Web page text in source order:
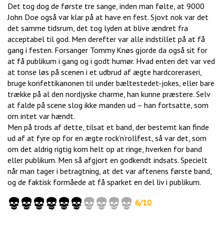
Det tog dog de første tre sange, inden man følte, at 9000
John Doe også var klar på at have en fest. Sjovt nok var det
det samme tidsrum, det tog lyden at blive ændret fra
acceptabel til god. Men derefter var alle indstillet på at få
gang i festen. Forsanger Tommy Knøs gjorde da også sit for
at få publikum i gang og i godt humør. Hvad enten det var ved
at tonse løs på scenen i et udbrud af ægte hardcoreraseri,
bruge konfettikanonen til under bæltestedet-jokes, eller bare
trække på al den nordjyske charme, han kunne præstere. Selv
at falde på scene slog ikke manden ud – han fortsatte, som
om intet var hændt.
Men på trods af dette, tilsat et band, der bestemt kan finde
ud af at fyre op for en ægte rock’n’rollfest, så var det, som
om det aldrig rigtig kom helt op at ringe, hverken for band
eller publikum. Men så afgjort en godkendt indsats. Specielt
når man tager i betragtning, at det var aftenens første band,
og de faktisk formåede at få sparket en del liv i publikum.
6/10